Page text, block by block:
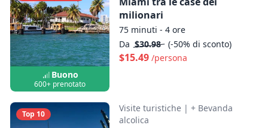
Buono
600+ prenotato
milionari
75 minuti - 4 ore
Da $30.98 (-50% di sconto)
$15.49/persona
Top 10
Visite turistiche | + Bevanda
alcolica